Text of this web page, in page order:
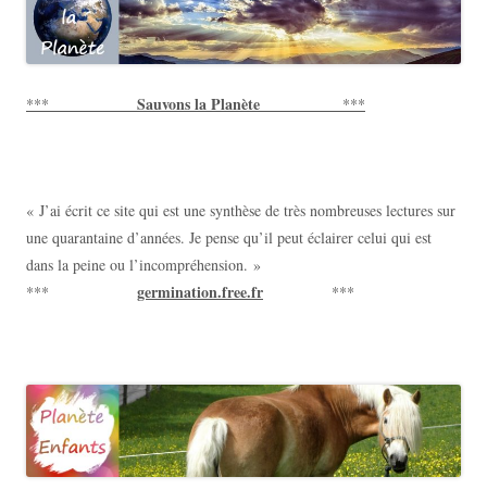
*** Sauvons la Planète ***
« J’ai écrit ce site qui est une synthèse de très nombreuses lectures sur
une quarantaine d’années. Je pense qu’il peut éclairer celui qui est
dans la peine ou l’incompréhension. »
*** germination.free.fr ***